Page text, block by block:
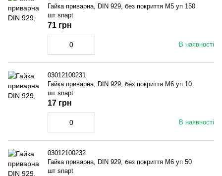
Гайка приварна, DIN 929, без покриття M5 уп 150
шт snapt
В наявності
71 грн
03012100231
Гайка приварна, DIN 929, без покриття M6 уп 10
шт snapt
В наявності
17 грн
03012100232
Гайка приварна, DIN 929, без покриття M6 уп 50
шт snapt